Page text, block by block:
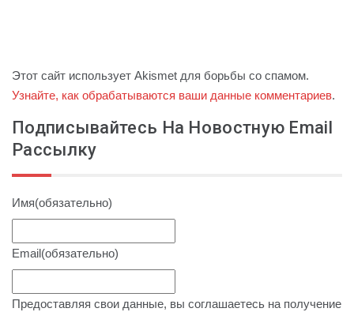
Этот сайт использует Akismet для борьбы со спамом.
Узнайте, как обрабатываются ваши данные комментариев.
Подписывайтесь На Новостную Email
Рассылку
Имя(обязательно)
Email(обязательно)
Предоставляя свои данные, вы соглашаетесь на получение